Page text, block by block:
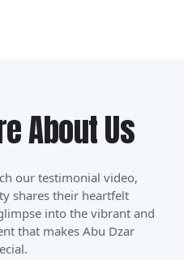
About Us
our testimonial video,
shares their heartfelt
into the vibrant and
that makes Abu Dzar